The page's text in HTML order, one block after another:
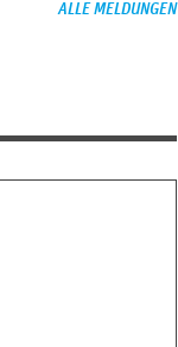
ALLE MELDUNGEN